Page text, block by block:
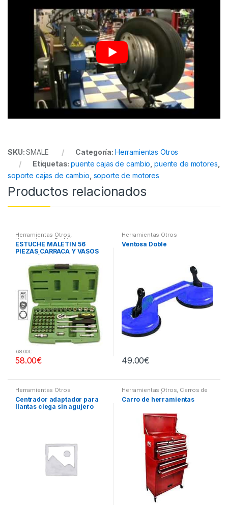
SKU:SMALE Categoría: Herramientas Otros
Etiquetas:puente cajas de cambio puente de motores
soporte cajas de cambio soporte de motores
Productos relacionados
Herramientas Otros,
Herramientas De Mano,
Herramientas De Mano,
Maletines Herramientas,
Extractores, Compresímetros,
ESTUCHE MALETIN 56
PIEZAS CARRACA Y VASOS
58.00€
68.00€
Herramientas Otros
Ventosa Doble
49.00€
Herramientas Otros
Centrador adaptador para
llantas ciega sin agujero
Herramientas Otros, Carros de
Herramientas | Bancos
Carro de herramientas